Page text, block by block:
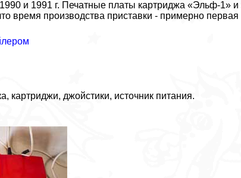
и 1991 г. Печатные платы картриджа «Эльф-1»
время производства приставки - примерно
картриджи, джойстики, источник питания.